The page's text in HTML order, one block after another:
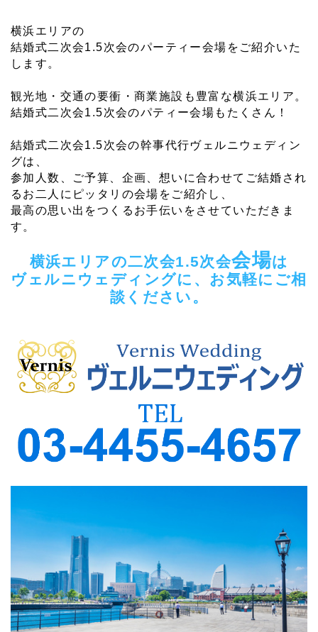
横浜エリアの
結婚式二次会1.5次会のパーティー会場をご紹介いた
します。
観光地・交通の要衝・商業施設も豊富な横浜エリア。
結婚式二次会1.5次会のパティー会場もたくさん！
結婚式二次会1.5次会の幹事代行ヴェルニウェディン
グは、
参加人数、ご予算、企画、想いに合わせてご結婚され
るお二人にピッタリの会場をご紹介し、
最高の思い出をつくるお手伝いをさせていただきま
す。
横浜エリアの二次会1.5次会会場は
ヴェルニウェディングに、お気軽にご相
談ください。